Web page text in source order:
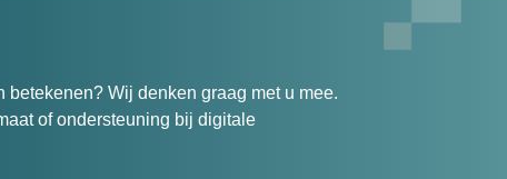
Wij denken graag met u mee.
of ondersteuning bij digitale